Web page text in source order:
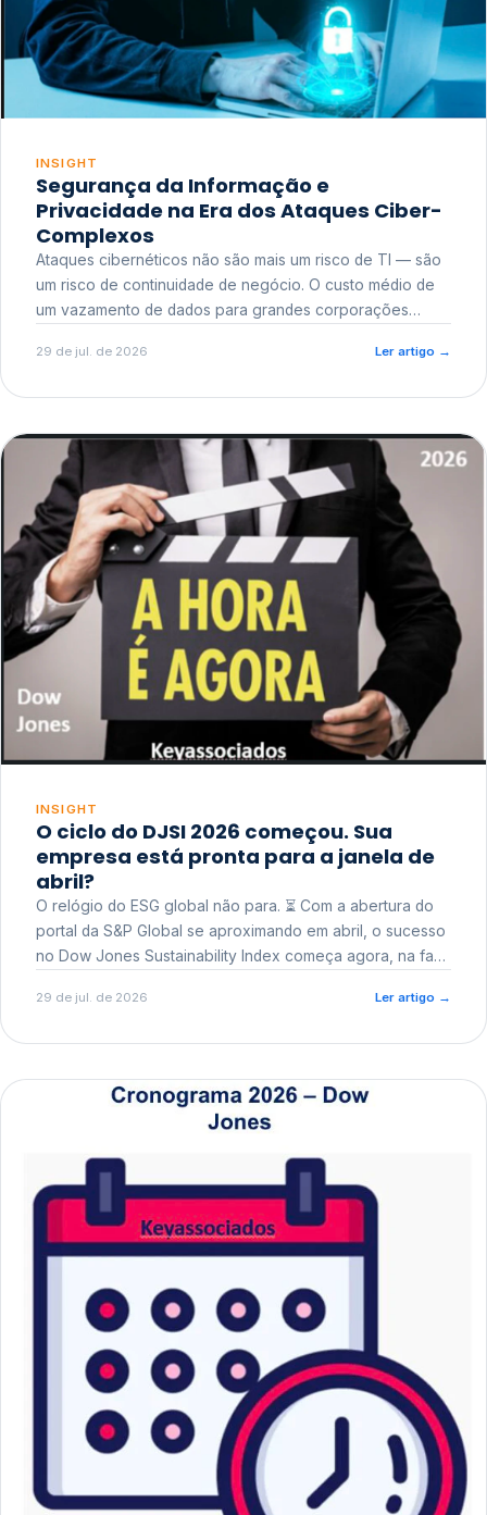
INSIGHT
Segurança da Informação e
Privacidade na Era dos Ataques Ciber-
Complexos
Ataques cibernéticos não são mais um risco de TI — são
um risco de continuidade de negócio. O custo médio de
um vazamento de dados para grandes corporações
reputacional e o risco regulatório junto a órgãos como a
29 de jul. de 2026 Ler artigo →
INSIGHT
O ciclo do DJSI 2026 começou. Sua
empresa está pronta para a janela de
abril?
O relógio do ESG global não para. ⏳ Com a abertura do
portal da S&P Global se aproximando em abril, o sucesso
no Dow Jones Sustainability Index começa agora, na fase
29 de jul. de 2026 Ler artigo →